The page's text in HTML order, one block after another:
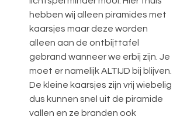
hebben wij alleen piramides met
kaarsjes maar deze worden
alleen aan de ontbijttafel
gebrand wanneer we erbij zijn. Je
moet er namelijk ALTIJD bij blijven.
De kleine kaarsjes zijn vrij wiebelig
dus kunnen snel uit de piramide
vallen en ze branden ook